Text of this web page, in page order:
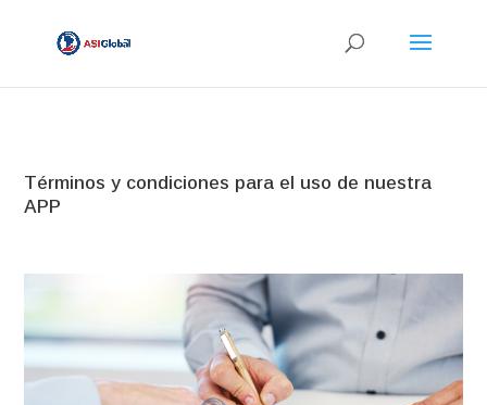
Términos y condiciones para el uso de nuestra
APP